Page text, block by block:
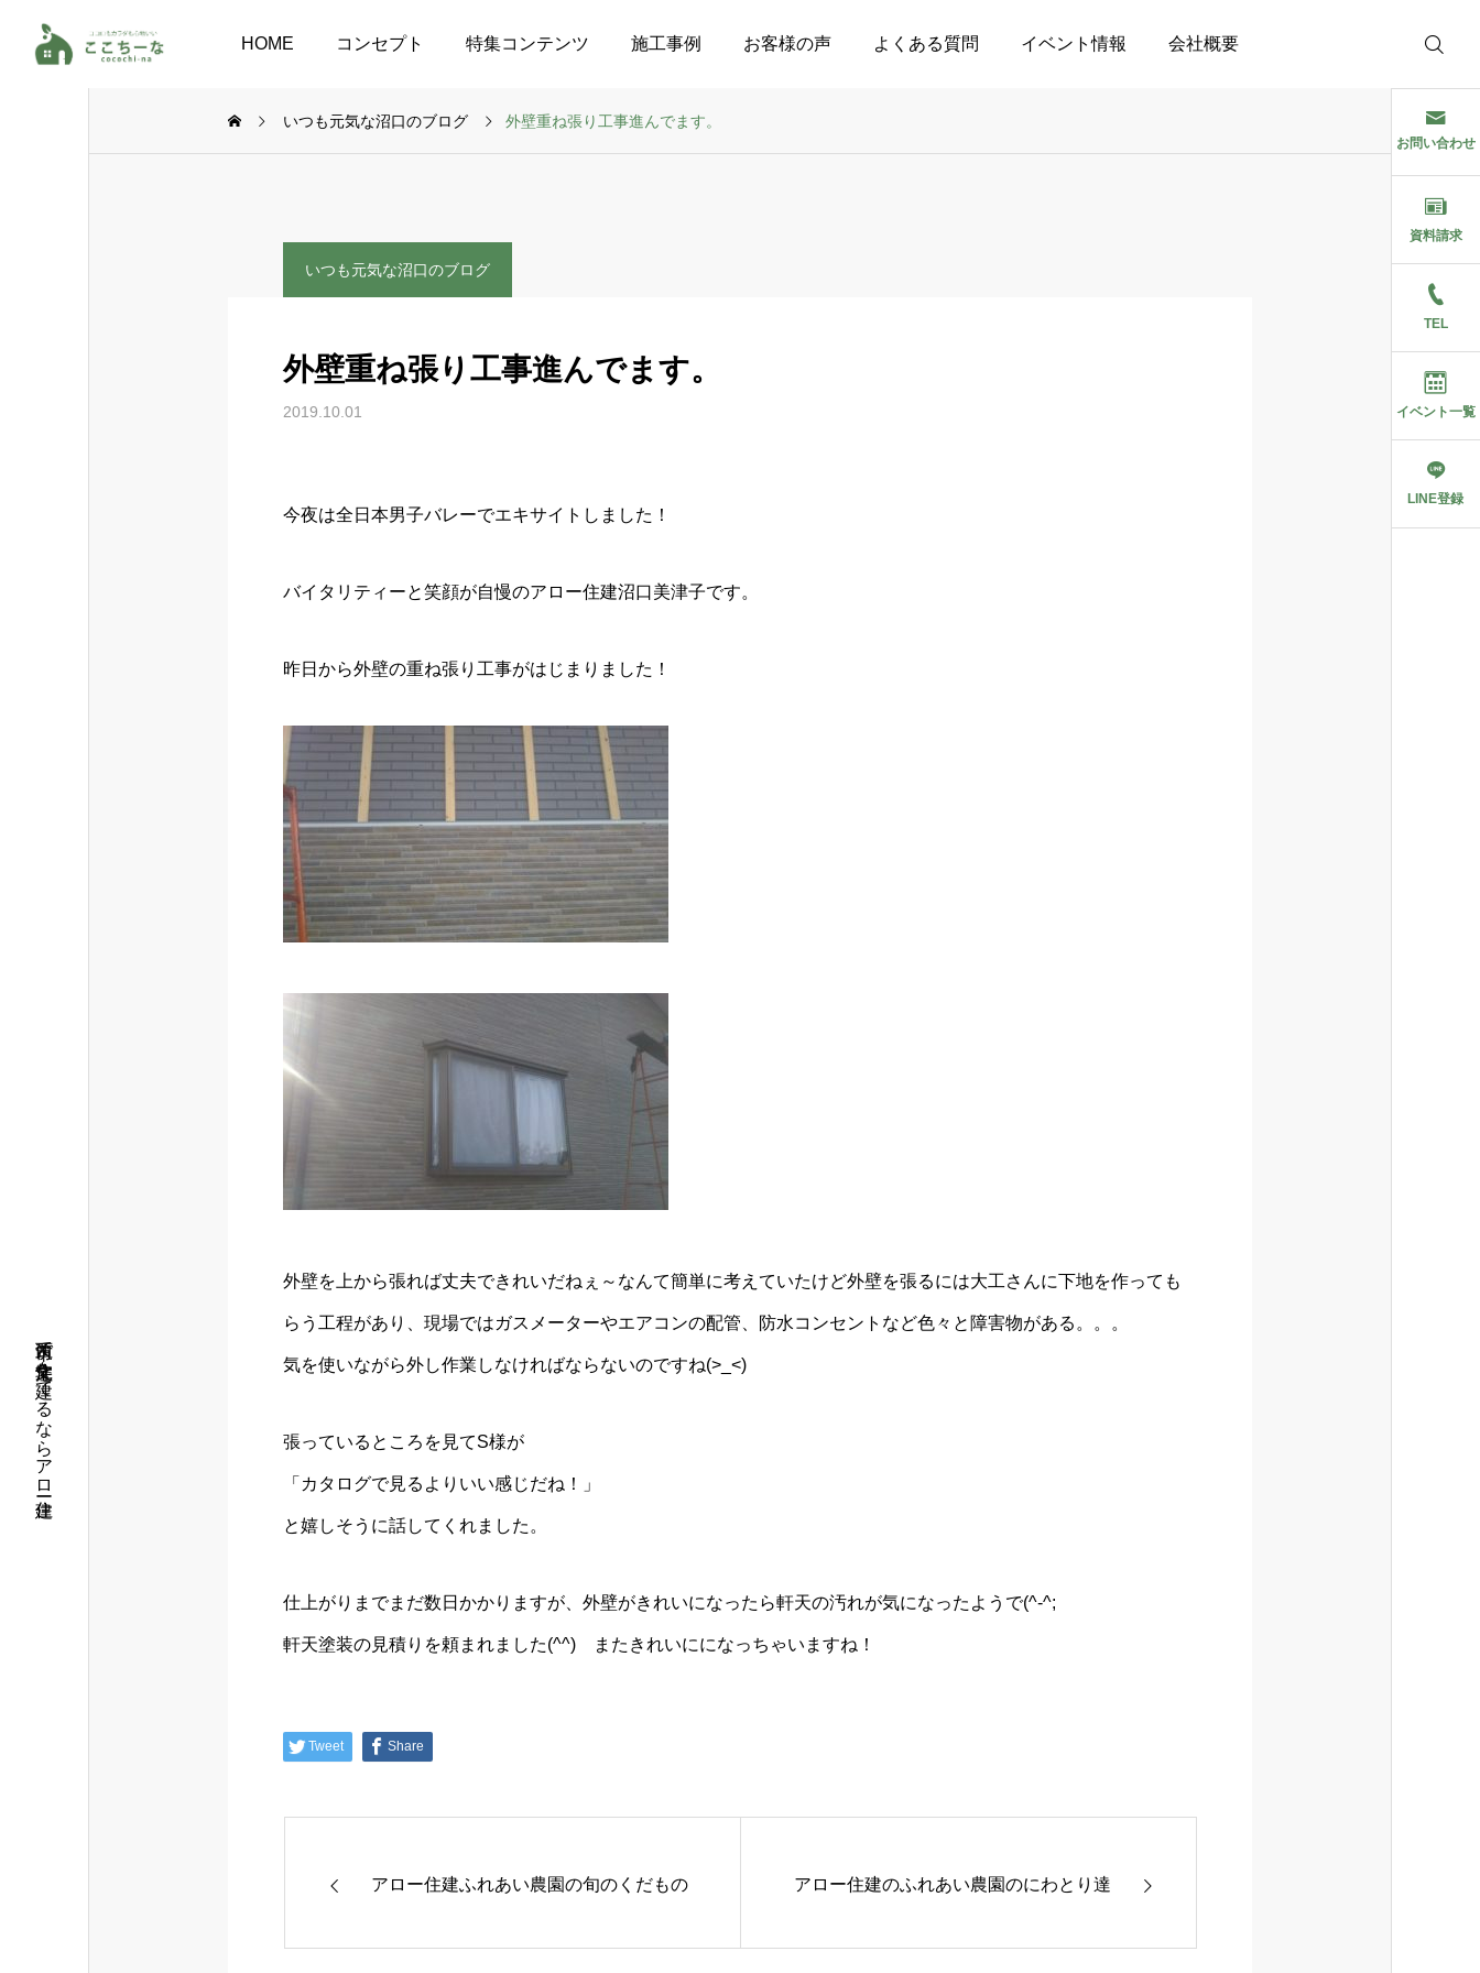
HOME コンセプト 特集コンテンツ 施工事例 お客様の声 よくある質問 イベント情報 会社概要
筑西市で注文住宅を建てるならアロー住建
お問い合わせ
資料請求
TEL
イベント一覧
LINE登録
いつも元気な沼口のブログ 外壁重ね張り工事進んでます。
いつも元気な沼口のブログ
外壁重ね張り工事進んでます。
2019.10.01
今夜は全日本男子バレーでエキサイトしました！
バイタリティーと笑顔が自慢のアロー住建沼口美津子です。
昨日から外壁の重ね張り工事がはじまりました！
外壁を上から張れば丈夫できれいだねぇ～なんて簡単に考えていたけど外壁を張るには大工さんに下地を作っても
らう工程があり、現場ではガスメーターやエアコンの配管、防水コンセントなど色々と障害物がある。。。
気を使いながら外し作業しなければならないのですね(>_<)
張っているところを見てS様が
「カタログで見るよりいい感じだね！」
と嬉しそうに話してくれました。
仕上がりまでまだ数日かかりますが、外壁がきれいになったら軒天の汚れが気になったようで(^-^;
軒天塗装の見積りを頼まれました(^^) またきれいにになっちゃいますね！
Tweet Share
アロー住建ふれあい農園の旬のくだもの アロー住建のふれあい農園のにわとり達